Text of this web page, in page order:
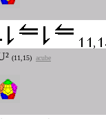
(11,15) acube